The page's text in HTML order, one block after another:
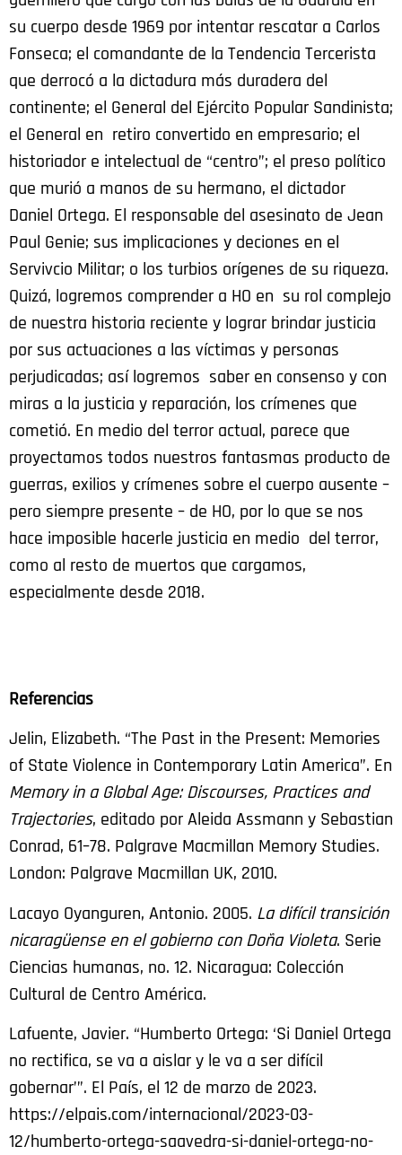
su cuerpo desde 1969 por intentar rescatar a Carlos
Fonseca; el comandante de la Tendencia Tercerista
que derrocó a la dictadura más duradera del
continente; el General del Ejército Popular Sandinista;
el General en retiro convertido en empresario; el
historiador e intelectual de “centro”; el preso político
que murió a manos de su hermano, el dictador
Daniel Ortega. El responsable del asesinato de Jean
Paul Genie; sus implicaciones y deciones en el
Servivcio Militar; o los turbios orígenes de su riqueza.
Quizá, logremos comprender a HO en su rol complejo
de nuestra historia reciente y lograr brindar justicia
por sus actuaciones a las víctimas y personas
perjudicadas; así logremos saber en consenso y con
miras a la justicia y reparación, los crímenes que
cometió. En medio del terror actual, parece que
proyectamos todos nuestros fantasmas producto de
guerras, exilios y crímenes sobre el cuerpo ausente –
pero siempre presente – de HO, por lo que se nos
hace imposible hacerle justicia en medio del terror,
como al resto de muertos que cargamos,
especialmente desde 2018.
Referencias
Jelin, Elizabeth. “The Past in the Present: Memories
of State Violence in Contemporary Latin America”. En
Memory in a Global Age: Discourses, Practices and
Trajectories, editado por Aleida Assmann y Sebastian
Conrad, 61–78. Palgrave Macmillan Memory Studies.
London: Palgrave Macmillan UK, 2010.
Lacayo Oyanguren, Antonio. 2005. La difícil transición
nicaragüense en el gobierno con Doña Violeta. Serie
Ciencias humanas, no. 12. Nicaragua: Colección
Cultural de Centro América.
Lafuente, Javier. “Humberto Ortega: ‘Si Daniel Ortega
no rectifica, se va a aislar y le va a ser difícil
gobernar’”. El País, el 12 de marzo de 2023.
https://elpais.com/internacional/2023-03-
12/humberto-ortega-saavedra-si-daniel-ortega-no-